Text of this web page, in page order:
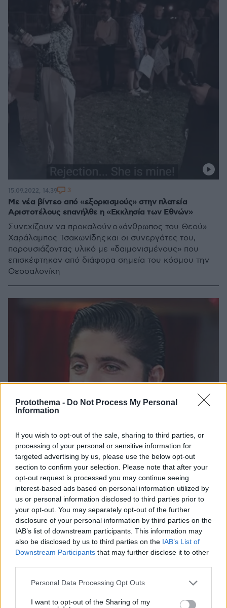
Protothema - Do Not Process My Personal
Information
If you wish to opt-out of the sale, sharing to third parties, or
processing of your personal or sensitive information for
targeted advertising by us, please use the below opt-out
section to confirm your selection. Please note that after your
opt-out request is processed you may continue seeing
interest-based ads based on personal information utilized by
us or personal information disclosed to third parties prior to
your opt-out. You may separately opt-out of the further
disclosure of your personal information by third parties on the
IAB’s list of downstream participants. This information may
also be disclosed by us to third parties on the IAB’s List of
Downstream Participants that may further disclose it to other
Please note that this website/app uses one or more Google
not limited to your visit or usage behaviour. You may click to
Personal Data Processing Opt Outs
I want to opt-out of the Sharing of my
Με νέα βίντεο από «εξορκισμούς» στην πλατεία
Αριστοτέλους επανήλθε η «Εκκλησία των Εθνών»
Συνεχίζουν να προκαλούν ο «άνθρωπος του Θεού»
Χαράλαμπος Τσακωνίδης και οι συνεργάτες του,
παρουσιάζοντας υλικό με «δαιμονισμένους» που
επισκέφτηκαν από διάφορα σημεία του κόσμου την
Θεσσαλονίκη
15.09.2022, 14:39 3
Θύμα της «Εκκλησίας των Εθνών» αποκαλύπτει: Όταν
είσαι άνθρωπος του Θεού δεν κυκλοφορείς με 2
αυτοκίνητα
Χωρίς τέλος οι αποκαλύψεις για την αίρεση που δρα
στη Θεσσαλονίκη
05.09.2022, 10:48 16